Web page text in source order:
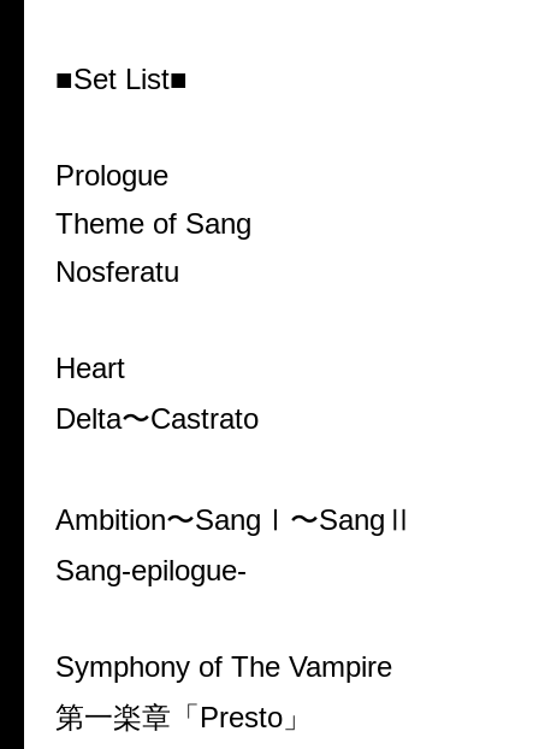
■Set List■
Prologue
Theme of Sang
Nosferatu
Heart
Delta〜Castrato
Ambition〜SangⅠ〜SangⅡ
Sang-epilogue-
Symphony of The Vampire
第一楽章「Presto」